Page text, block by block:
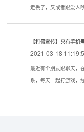
走丢了，又或者跟爱人
【打假宣传】只有手机
2021-03-18
最近有个朋友跟聊天，
系，每天一起打游戏，